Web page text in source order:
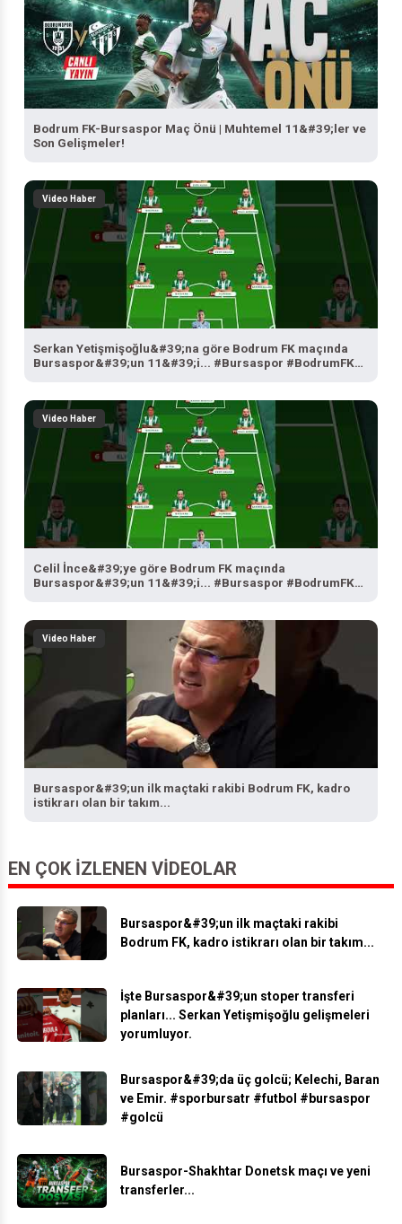
Bodrum FK-Bursaspor Maç Önü | Muhtemel 11&#39;ler ve
Son Gelişmeler!
Video Haber
Serkan Yetişmişoğlu&#39;na göre Bodrum FK maçında
Bursaspor&#39;un 11&#39;i... #Bursaspor #BodrumFK
Video Haber
Celil İnce&#39;ye göre Bodrum FK maçında
Bursaspor&#39;un 11&#39;i... #Bursaspor #BodrumFK
Video Haber
Bursaspor&#39;un ilk maçtaki rakibi Bodrum FK, kadro
EN ÇOK İZLENEN VIDEOLAR
Bursaspor&#39;un ilk maçtaki rakibi
Bodrum FK, kadro istikrarı olan bir takım...
İşte Bursaspor&#39;un stoper transferi
planları... Serkan Yetişmişoğlu gelişmeleri
yorumluyor.
Bursaspor&#39;da üç golcü; Kelechi, Baran
ve Emir. #sporbursatr #futbol #bursaspor
#golcü
Bursaspor-Shakhtar Donetsk maçı ve yeni